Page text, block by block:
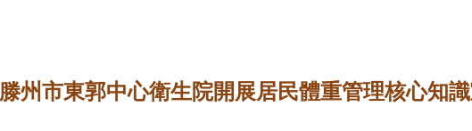
滕州市東郭中心衛生院開展居民體重管理核心知